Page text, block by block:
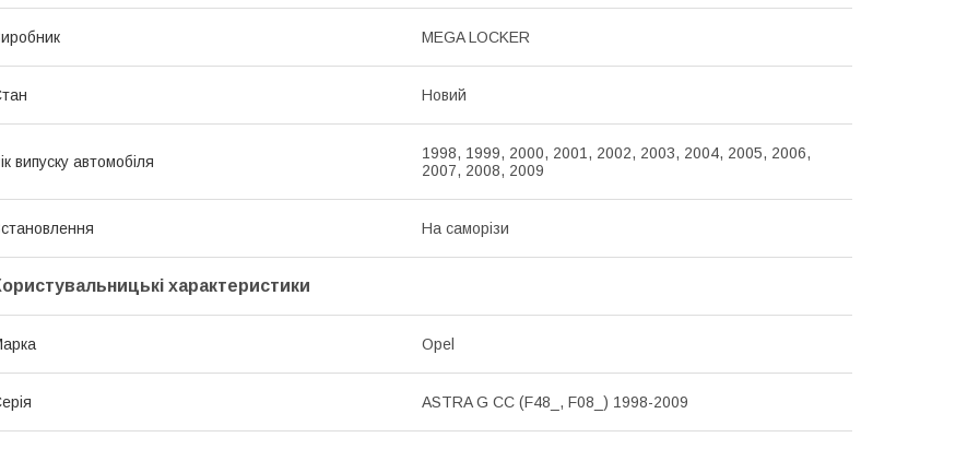
MEGA LOCKER
Новий
випуску автомобіля
1998, 1999, 2000, 2001, 2002, 2003, 2004, 2005, 2006,
2007, 2008, 2009
На саморізи
характеристики
Opel
ASTRA G CC (F48_, F08_) 1998-2009